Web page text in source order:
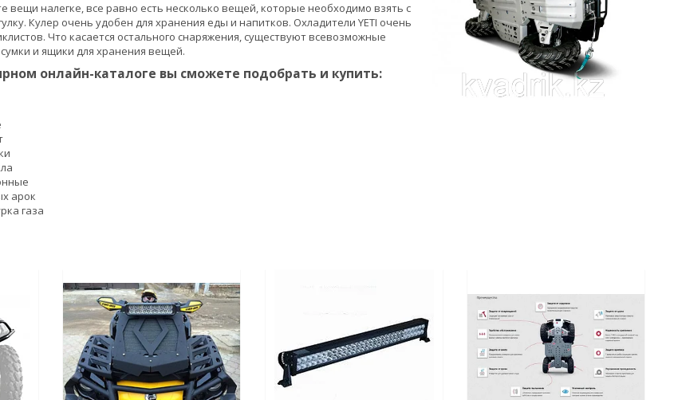
вещи налегке, все равно есть несколько вещей, которые необходимо взять с
Кулер очень удобен для хранения еды и напитков. Охладители YETI очень
Что касается остального снаряжения, существуют всевозможные
и ящики для хранения вещей.
онлайн-каталоге вы сможете подобрать и купить:
арок
газа